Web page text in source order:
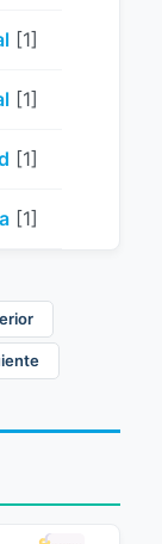
[1]
[1]
[1]
[1]